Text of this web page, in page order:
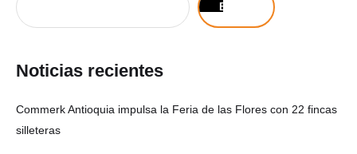
Buscar
Noticias recientes
Commerk Antioquia impulsa la Feria de las Flores con 22 fincas
silleteras